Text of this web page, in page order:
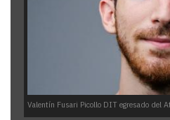
Valentín Fusari Picollo DIT egresado del